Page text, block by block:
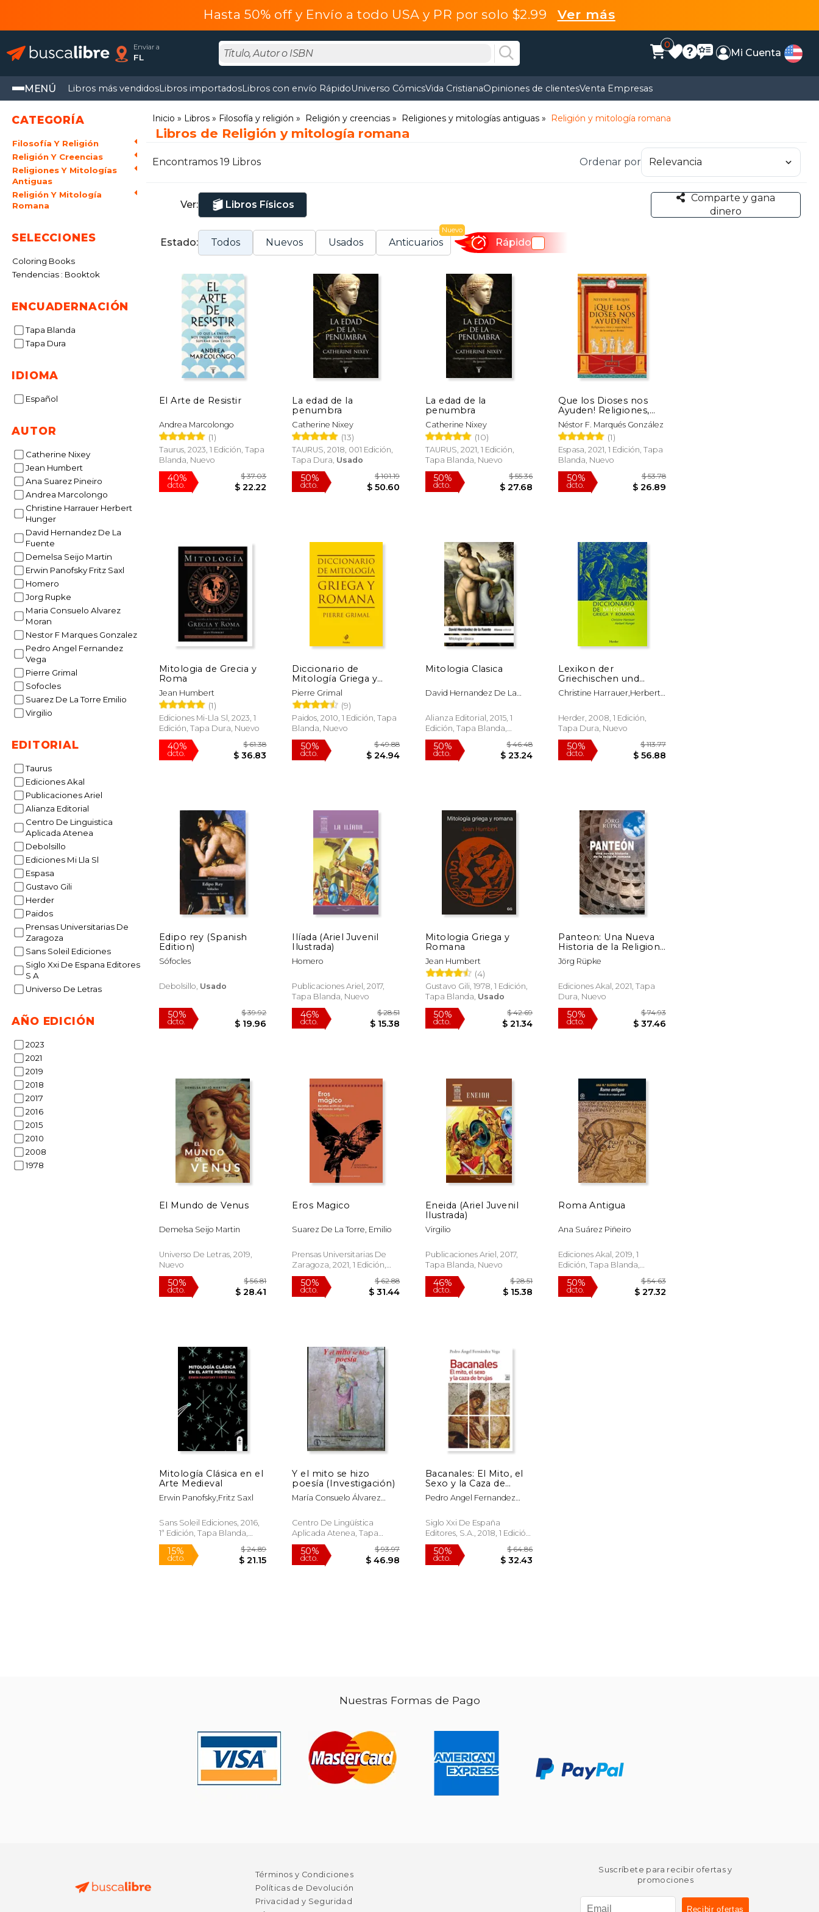
Hasta 50% off y Envío a todo USA y PR por solo $2.99 Ver más
Enviar a
FL
0
Mi Cuenta
MENÚ Libros más vendidosLibros importadosLibros con envío RápidoUniverso CómicsVida CristianaOpiniones de clientesVenta Empresas
CATEGORÍA
Filosofía Y Religión
Religión Y Creencias
Religiones Y Mitologías
Antiguas
Religión Y Mitología
Romana
SELECCIONES
Coloring Books
Tendencias : Booktok
ENCUADERNACIÓN
Tapa Blanda
Tapa Dura
IDIOMA
Español
AUTOR
Catherine Nixey
Jean Humbert
Ana Suarez Pineiro
Andrea Marcolongo
Christine Harrauer Herbert
Hunger
David Hernandez De La
Fuente
Demelsa Seijo Martin
Erwin Panofsky Fritz Saxl
Homero
Jorg Rupke
Maria Consuelo Alvarez
Moran
Nestor F Marques Gonzalez
Pedro Angel Fernandez
Vega
Pierre Grimal
Sofocles
Suarez De La Torre Emilio
Virgilio
EDITORIAL
Taurus
Ediciones Akal
Publicaciones Ariel
Alianza Editorial
Centro De Linguistica
Aplicada Atenea
Debolsillo
Ediciones Mi Lla Sl
Espasa
Gustavo Gili
Herder
Paidos
Prensas Universitarias De
Zaragoza
Sans Soleil Ediciones
Siglo Xxi De Espana Editores
S A
Universo De Letras
AÑO EDICIÓN
2023
2021
2019
2018
2017
2016
2015
2010
2008
1978
Inicio Libros Filosofía y religión Religión y creencias Religiones y mitologías antiguas Religión y mitología romana
Libros de Religión y mitología romana
Encontramos 19 Libros Ordenar por
Ver: Libros Físicos
Comparte y gana
dinero
Estado: Todos Nuevos Usados Anticuarios
Nuevo
Rápido
El Arte de Resistir
Andrea Marcolongo
(1)
Taurus, 2023, 1 Edición, Tapa
Blanda, Nuevo
La edad de la
penumbra
Catherine Nixey
(13)
TAURUS, 2018, 001 Edición,
Tapa Dura, Usado
La edad de la
penumbra
Catherine Nixey
(10)
TAURUS, 2021, 1 Edición,
Tapa Blanda, Nuevo
$ 27.68
Que los Dioses nos
Ayuden! Religiones,
Ritos y Supersticiones
de la Antigua Roma
(no Ficción)
Néstor F. Marqués González
(1)
Espasa, 2021, 1 Edición, Tapa
Blanda, Nuevo
Mitologia de Grecia y
Roma
Jean Humbert
(1)
Ediciones Mi-Lla Sl, 2023, 1
Edición, Tapa Dura, Nuevo
40%
dcto.
Diccionario de
Mitología Griega y
Romana
Pierre Grimal
(9)
Paidos, 2010, 1 Edición, Tapa
Blanda, Nuevo
50%
dcto.
Mitologia Clasica
David Hernandez De La
Alianza Editorial, 2015, 1
Edición, Tapa Blanda,
Nuevo
50%
dcto.
$ 46.48
$ 23.24
Lexikon der
Griechischen und
Römischen
Mythologie. Mit
Fortwirken Antiker
Stoffe und Motive in
Literatur und Musik
des Abendlandes bis
Christine Harrauer,Herbert
Herder, 2008, 1 Edición,
Tapa Dura, Nuevo
50%
dcto.
Edipo rey (Spanish
Edition)
Sófocles
Debolsillo, Usado
50%
dcto.
Ilíada (Ariel Juvenil
Ilustrada)
Homero
Publicaciones Ariel, 2017,
Tapa Blanda, Nuevo
46%
dcto.
Mitologia Griega y
Romana
Jean Humbert
(4)
Gustavo Gili, 1978, 1 Edición,
Tapa Blanda, Usado
50%
dcto.
$ 42.69
$ 21.34
Panteon: Una Nueva
Historia de la Religion
Romana
Jörg Rüpke
Ediciones Akal, 2021, Tapa
Dura, Nuevo
50%
dcto.
El Mundo de Venus
Demelsa Seijo Martin
Universo De Letras, 2019,
Nuevo
50%
dcto.
Eros Magico
Suarez De La Torre, Emilio
Prensas Universitarias De
Zaragoza, 2021, 1 Edición,
Tapa Blanda, Nuevo
50%
dcto.
Eneida (Ariel Juvenil
Ilustrada)
Virgilio
Publicaciones Ariel, 2017,
Tapa Blanda, Nuevo
46%
dcto.
Roma Antigua
Ana Suárez Piñeiro
Ediciones Akal, 2019, 1
Edición, Tapa Blanda,
Nuevo
Mitología Clásica en el
Arte Medieval
Erwin Panofsky,Fritz Saxl
Sans Soleil Ediciones, 2016,
1ª Edición, Tapa Blanda,
Nuevo
dcto. $ 21.15
Y el mito se hizo
poesía (Investigación)
María Consuelo Álvarez
Centro De Lingüística
Aplicada Atenea, Tapa
Blanda, Nuevo
dcto. $ 46.98
Bacanales: El Mito, el
Sexo y la Caza de
Brujas
Pedro Angel Fernandez
Siglo Xxi De España
Editores, S.A., 2018, 1 Edición,
Tapa Blanda, Nuevo
dcto.
Nuestras Formas de Pago
Términos y Condiciones
Políticas de Devolución
Privacidad y Seguridad
Suscríbete para recibir ofertas y
promociones